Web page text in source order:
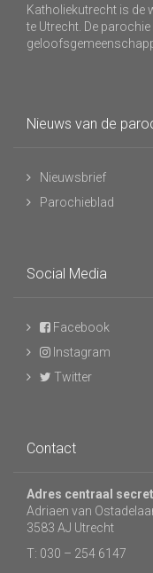
Katholiekutrecht is de
te Utrecht. De
Nieuws van de
Nieuwsbrief
Parochieblad
Social Media
Facebook
Instagram
Twitter
Contact
Adres centraal
Adriaen van
3583 AJ Utrecht
T: 030 – 254 6147